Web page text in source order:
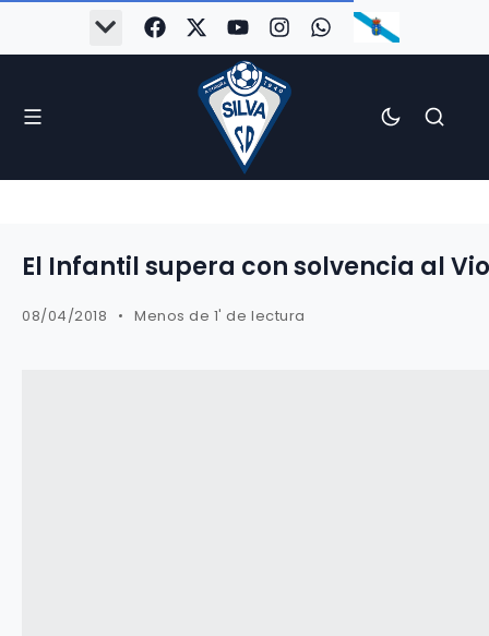
El Infantil supera con solvencia al
08/04/2018 Menos de 1' de lectura